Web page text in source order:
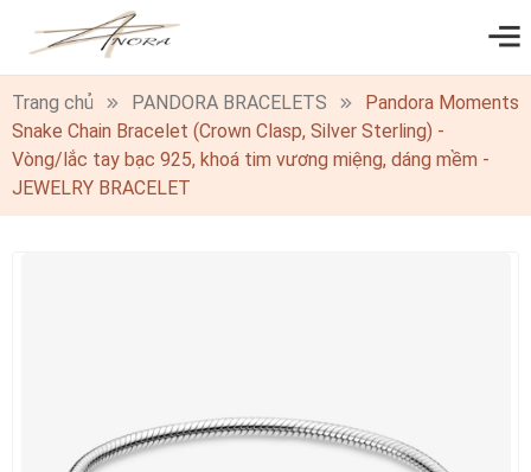
0
Trang chủ PANDORA BRACELETS
Pandora Moments
Snake Chain Bracelet (Crown Clasp, Silver Sterling) -
Vòng/lắc tay bạc 925, khoá tim vương miệng, dáng mềm -
JEWELRY BRACELET